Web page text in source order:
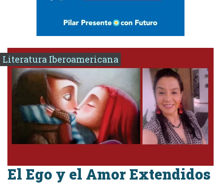
Literatura Iberoamericana
El Ego y el Amor Extendidos